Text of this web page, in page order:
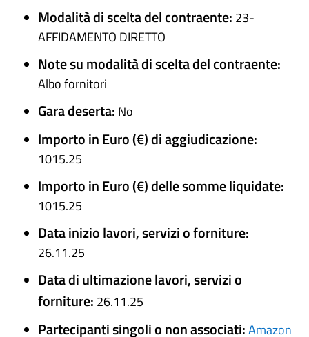
Modalità di scelta del contraente: 23-
AFFIDAMENTO DIRETTO
Note su modalità di scelta del contraente:
Albo fornitori
Gara deserta: No
Importo in Euro (€) di aggiudicazione:
1015.25
Importo in Euro (€) delle somme liquidate:
1015.25
Data inizio lavori, servizi o forniture:
26.11.25
Data di ultimazione lavori, servizi o
forniture: 26.11.25
Partecipanti singoli o non associati:Amazon